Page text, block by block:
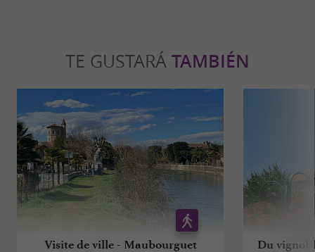
TE GUSTARÁ TAMBIÉN
Visite de ville - Maubourguet Du